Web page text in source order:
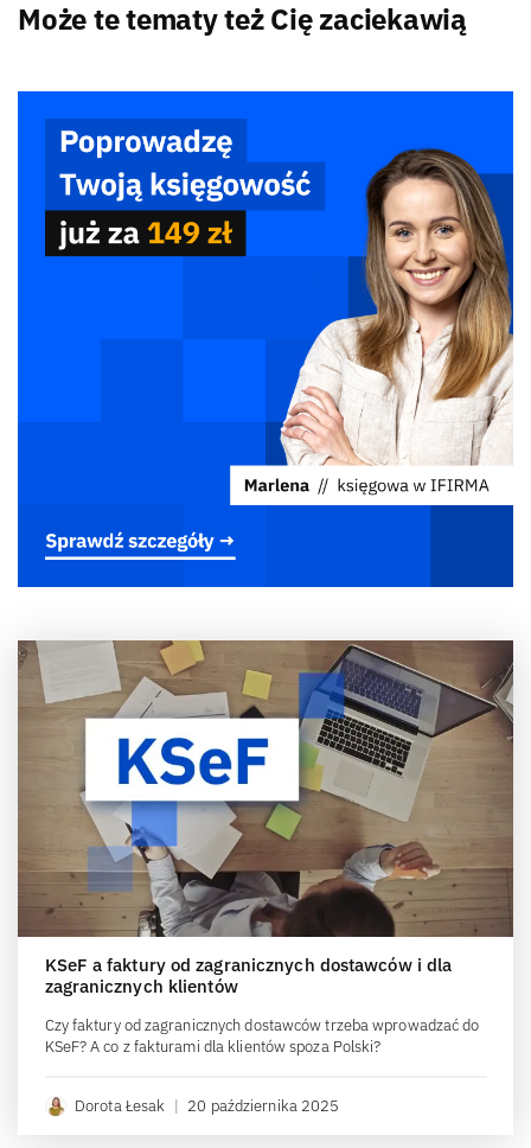
Może te tematy też Cię zaciekawią
KSeF a faktury od zagranicznych dostawców i dla
zagranicznych klientów
Czy faktury od zagranicznych dostawców trzeba wprowadzać do
KSeF? A co z fakturami dla klientów spoza Polski?
Dorota Łesak | 20 października 2025